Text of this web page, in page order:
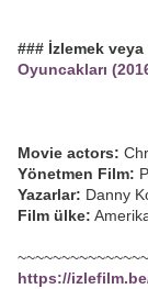
### İzlemek
Oyuncakları
Movie actors:
Yönetmen Film:
Yazarlar: Danny
Film ülke:
https://